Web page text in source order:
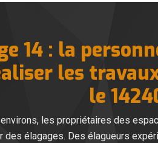
14 : la
les
le
les propriétaires des
des élagages. Des élagueurs